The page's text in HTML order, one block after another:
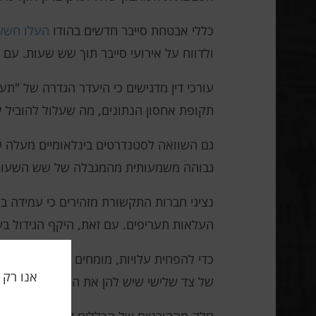
כללי אבטחת סייבר חדשים בהודו העלו
ולדווח על אירועי סייבר תוך שש שעות.
עורכי דין מדגישים כי היעדר הגדרה של
תקופת אחסון הנתונים, מה שעלול להוביל
גבוהה משמעותית מהמגבלה של שש השעות
נציגי חברות התקשורת מזהירים כי
העלאות תעריפים. עם זאת, היקף הגידול
כדי להפחית עלויות, מומחים ממליצים
של צד שלישי שיש להן את הכלים